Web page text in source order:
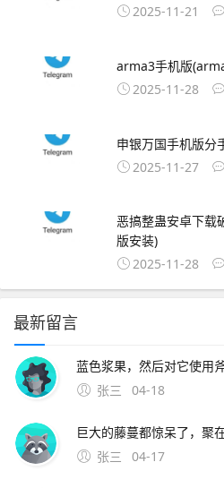
2025-11-21
arma3手机版
2025-11-28
申银万国手机版分
2025-11-27
恶搞整蛊安卓下载
版安装)
2025-11-28
最新留言
张三
04-18
张三
04-17